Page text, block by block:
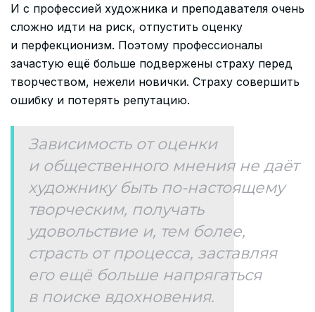
И с профессией художника и преподавателя очень
сложно идти на риск, отпустить оценку
и перфекционизм. Поэтому профессионалы
зачастую ещё больше подвержены страху перед
творчеством, нежели новички. Страху совершить
ошибку и потерять репутацию.
Зависимость от оценки
и общественного мнения не даёт
художнику быть по-настоящему
творческим, получать
удовольствие и, тем более,
страсть от процесса, заставляя
его ещё больше напрягаться
в поиске вдохновения.